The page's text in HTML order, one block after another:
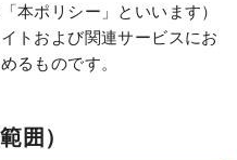
本ポリシー」といいます）
トおよび関連サービスにお
るものです。
囲）